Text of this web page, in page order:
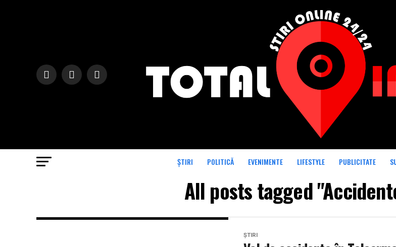
ȘTIRI POLITICĂ EVENIMENTE LIFESTYLE PUBLICITATE
All posts tagged
ȘTIRI